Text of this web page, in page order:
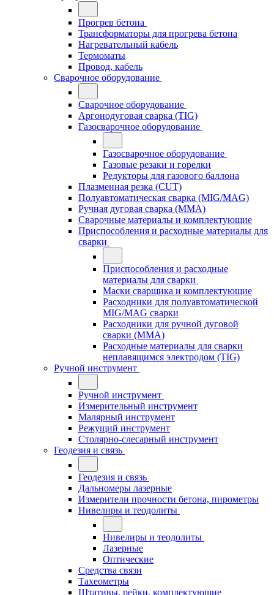
Прогрев бетона
Трансформаторы для прогрева бетона
Нагревательный кабель
Термоматы
Провод, кабель
Сварочное оборудование
Сварочное оборудование
Аргонодуговая сварка (TIG)
Газосварочное оборудование
Газосварочное оборудование
Газовые резаки и горелки
Редукторы для газового баллона
Плазменная резка (CUT)
Полуавтоматическая сварка (MIG/MAG)
Ручная дуговая сварка (MMA)
Сварочные материалы и комплектующие
Приспособления и расходные материалы для
сварки
Приспособления и расходные
материалы для сварки
Маски сварщика и комплектующие
Расходники для полуавтоматической
MIG/MAG сварки
Расходники для ручной дуговой
сварки (MMA)
Расходные материалы для сварки
неплавящимся электродом (TIG)
Ручной инструмент
Ручной инструмент
Измерительный инструмент
Малярный инструмент
Режущий инструмент
Столярно-слесарный инструмент
Геодезия и связь
Геодезия и связь
Дальномеры лазерные
Измерители прочности бетона, пирометры
Нивелиры и теодолиты
Нивелиры и теодолиты
Лазерные
Оптические
Средства связи
Тахеометры
Штативы, рейки, комплектующие